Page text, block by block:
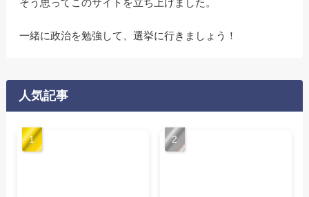
そう思ってこのサイトを立ち上げました。
一緒に政治を勉強して、選挙に行きましょう！
人気記事